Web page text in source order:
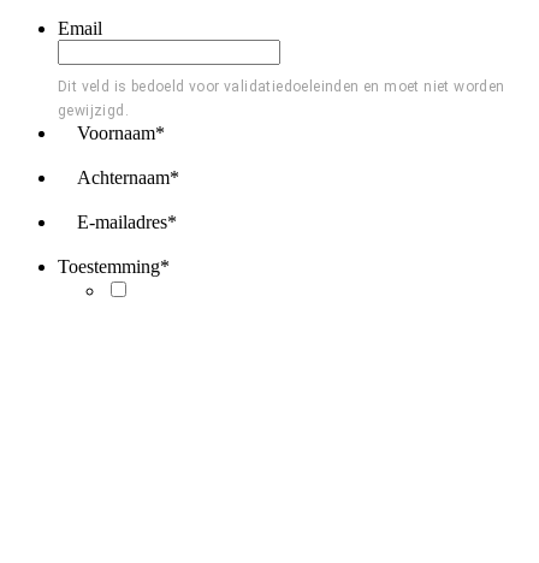
Email
Dit veld is bedoeld voor validatiedoeleinden en moet niet worden
gewijzigd.
Voornaam*
Achternaam*
E-mailadres*
Toestemming*